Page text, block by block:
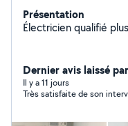
Présentation
Électricien qualifié
Dernier avis laissé
Il y a 11 jours
Très satisfaite de son